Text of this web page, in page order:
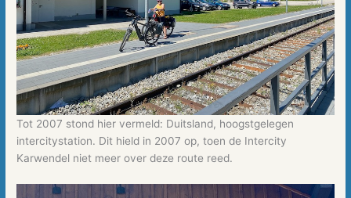
Tot 2007 stond hier vermeld: Duitsland, hoogstgelegen
intercitystation. Dit hield in 2007 op, toen de Intercity
Karwendel niet meer over deze route reed.